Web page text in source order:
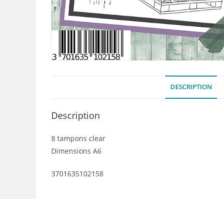
DESCRIPTION
Description
8 tampons clear
Dimensions A6
3701635102158